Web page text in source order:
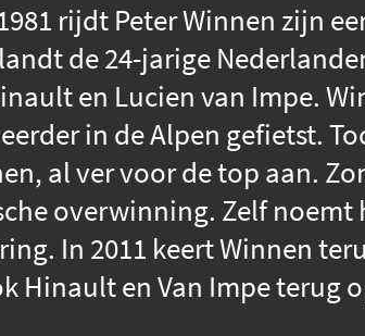
rijdt Peter Winnen zijn
de 24-jarige
en Lucien van Impe.
in de Alpen gefietst.
al ver voor de top aan.
overwinning. Zelf noemt
In 2011 keert Winnen
Hinault en Van Impe terug